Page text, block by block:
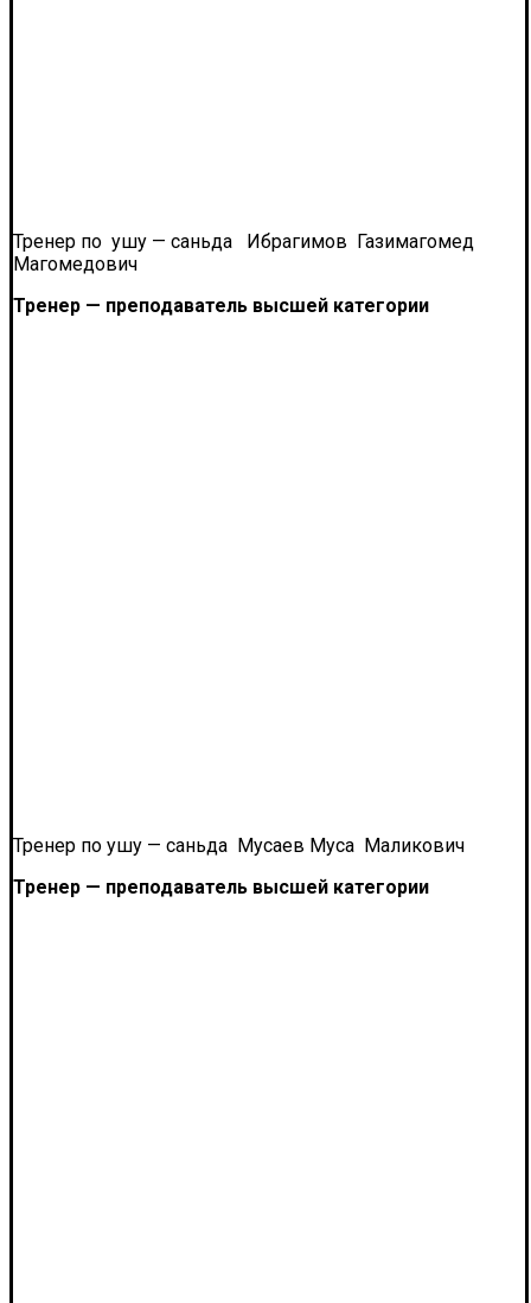
Тренер по ушу — саньда Ибрагимов Газимагомед
Магомедович
Тренер — преподаватель высшей категории
Тренер по ушу — саньда Мусаев Муса Маликович
Тренер — преподаватель высшей категории